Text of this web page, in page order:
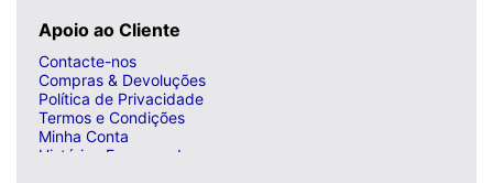
Apoio ao Cliente
Contacte-nos
Compras & Devoluções
Política de Privacidade
Termos e Condições
Minha Conta
Histórico Encomendas